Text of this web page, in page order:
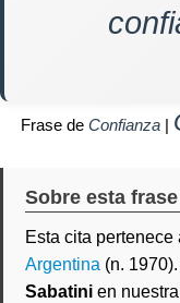
Frase de Confianza |
Sobre esta
Esta cita pertenece
Argentina (n.
Sabatini en